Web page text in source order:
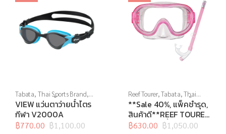
Tabata, Thai Sports Brand,
View,กีฬาทางน้ำ,แว่นตาว่าย
น้ำ,แว่นตาว่ายน้ำแข่งขัน
VIEW แว่นตาว่ายน้ำไตร
กีฬา V2000A
฿1,100.00
Original
฿770.00
Current
Reef Tourer,Tabata,Thai
Sports Brand,กีฬาทางน้ำ,
หน้ากากดำน้ำ,อุปกรณ์ดำน้ำ
**Sale 40%, แพ็คชำรุด,
สินค้าดี**REEF TOURER
หน้ากากดำน้ำชุด สำหรับ
฿1,050.00
Original
฿630.00
Current